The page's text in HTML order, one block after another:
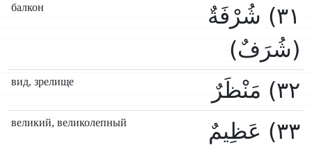
балкон
٣١) شُرْفَةٌ
(شُرَفٌ)
вид, зрелище ٣٢) مَنْظَرٌ
великий, великолепный ٣٣) عَظِيمٌ